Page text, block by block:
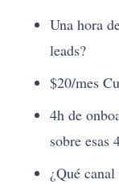
Una hora
leads?
$20/mes
4h de
sobre esas
¿Qué